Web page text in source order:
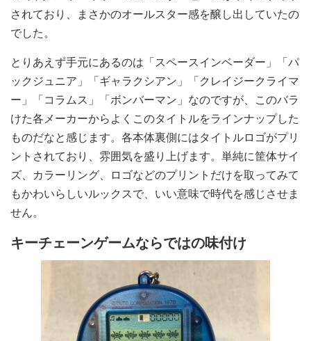
されており、まさかのオールスター感を醸し出していたの
でした。
とりあえず手元にあるのは「スペースインベーダー」「パ
ックジュニア」「ギャラクシアン」「クレイジークライマ
ー」「コラムス」「ボンバーマン」なのですが、このバラ
けた各メーカーからよくこのタイトルをラインナップした
ものだなと感じます。各本体裏側にはタイトルロゴがプリ
ントされており、雰囲気を盛り上げます。単純に筐体サイ
ズ、カラーリング、ロゴなどのプリントだけを取ってみて
もかわいらしいルックスで、いい意味で時代を感じさせま
せん。
キーチェーンゲームならではの味付け